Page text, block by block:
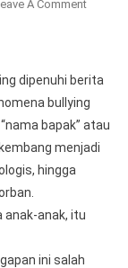
A CommentOn
Atau
Tindak
dipenuhi berita
bullying
bapak” atau
menjadi
hingga
anak-anak, itu
ini salah